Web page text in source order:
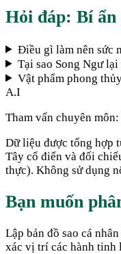
Hỏi đáp: Bí ẩn
Điều gì làm nên sức
Tại sao Song Ngư
Vật phẩm phong
A.I
Tham vấn chuyên môn:
Dữ liệu được tổng hợp
Tây cổ điển và đối
thực). Không sử dụng
Bạn muốn
Lập bản đồ sao cá
xác vị trí các hành tinh